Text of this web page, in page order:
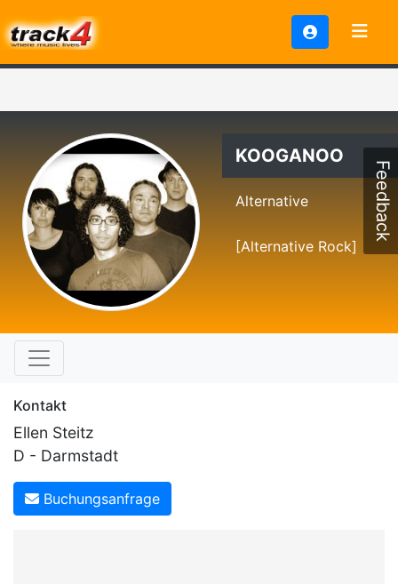
KOOGANOO
Alternative
[Alternative Rock]
Kontakt
Ellen Steitz
D - Darmstadt
Buchungsanfrage
Feedback